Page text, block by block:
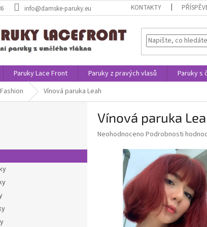
info@damske-paruky.eu KONTAKTY
Paruky Lace Front Paruky z pravých vlasů Paruky s
Vínová paruka Leah
Vínová paruka
Průměrné
produktu
hvězdiček.
Neohodnoceno Podrobnosti